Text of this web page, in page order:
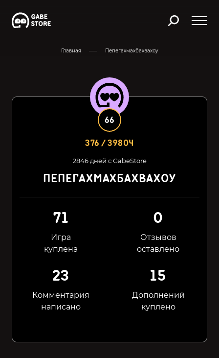
Главная Пепегахмахбахвахоу
376 / 39804
66
2846 дней с GabeStore
ПЕПЕГАХМАХБАХВАХОУ
71
Игра
куплена
0
Отзывов
оставлено
23
Комментария
написано
15
Дополнений
куплено